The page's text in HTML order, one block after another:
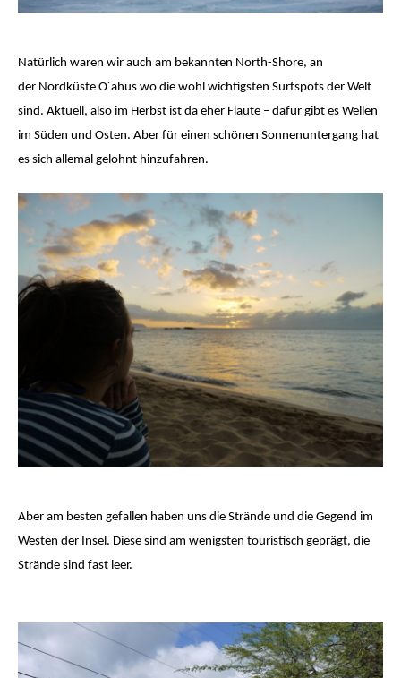
Natürlich waren wir auch am bekannten North-Shore, an
der Nordküste O´ahus wo die wohl wichtigsten Surfspots der Welt
sind. Aktuell, also im Herbst ist da eher Flaute – dafür gibt es Wellen
im Süden und Osten. Aber für einen schönen Sonnenuntergang hat
es sich allemal gelohnt hinzufahren.
Aber am besten gefallen haben uns die Strände und die Gegend im
Westen der Insel. Diese sind am wenigsten touristisch geprägt, die
Strände sind fast leer.